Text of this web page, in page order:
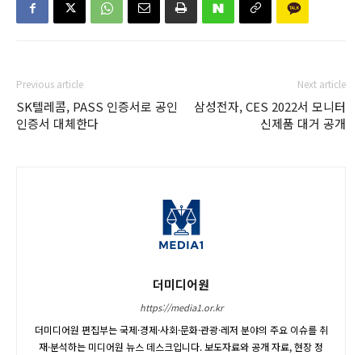
Previous article
SK텔레콤, PASS 인증서로 공인
인증서 대체한다
Next article
삼성전자, CES 2022서 모니터
신제품 대거 공개
더미디어원
https://media1.or.kr
더미디어원 편집부는 국제·경제·사회·문화·관광·레저 분야의 주요 이슈를 취
재·분석하는 미디어원 뉴스 데스크입니다. 보도자료와 공개 자료, 현장 정